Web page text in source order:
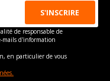
de responsable de
mails d'information
en particulier de vous